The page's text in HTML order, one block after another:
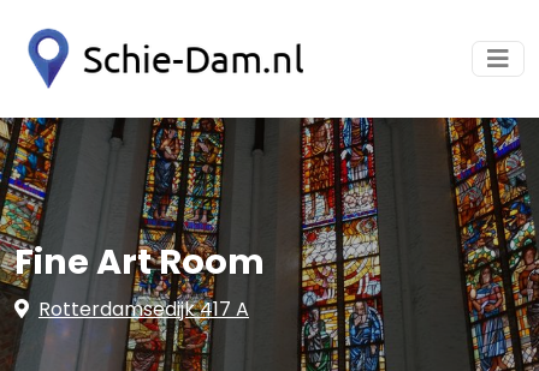
Fine Art Room
Rotterdamsedijk 417 A